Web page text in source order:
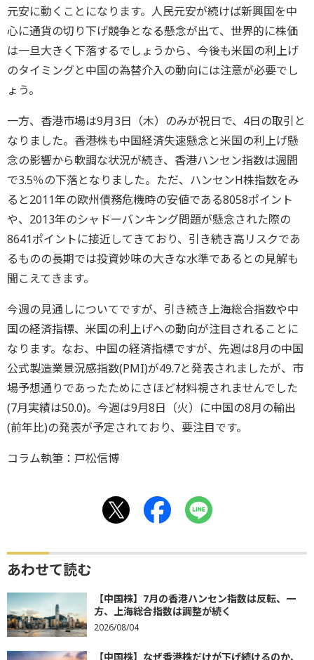
元安に動くことになります。人民元安が続けば新興国を中
心に通貨の切り下げ競争となる懸念が出て、世界的に株価
は一旦大きく下落するでしょうから、今後も米国の利上げ
のタイミングと中国の為替介入の動向には注意が必要でし
ょう。
一方、香港市場は9月3日（木）のみが祝日で、4日の取引と
なりました。香港株も中国経済失速懸念と米国の利上げ懸
念の影響から軟調な状況が続き、香港ハンセン指数は週間
で3.5％の下落となりました。ただ、ハンセンH株指数をみ
ると2011年の欧州債務危機時の安値である8058ポイント
や、2013年のシャドーバンキング問題が懸念された際の
8641ポイントに接近してきており、引き続き高リスクであ
るものの長期では投資妙味の大きな水準であるとの見解も
聞こえてきます。
今週の見通しについてですが、引き続き上海総合指数や中
国の経済指標、米国の利上げへの動向が注目されることに
なります。なお、中国の経済指標ですが、先週は8月の中国
公式製造業景況感指数(PMI)が49.7と発表されましたが、市
場予想通りであったためにさほど材料視されませんでした
(7月実績は50.0)。今週は9月8日（火）に中国の8月の輸出
(前年比)の発表が予定されており、要注目です。
コラム執筆：戸松信博
あわせて読む
【中国株】7月の香港ハンセン指数は反転、一
方、上海総合指数は調整が続く
2026/08/04
【中国株】なぜ香港株だけが下げ続けるのか、